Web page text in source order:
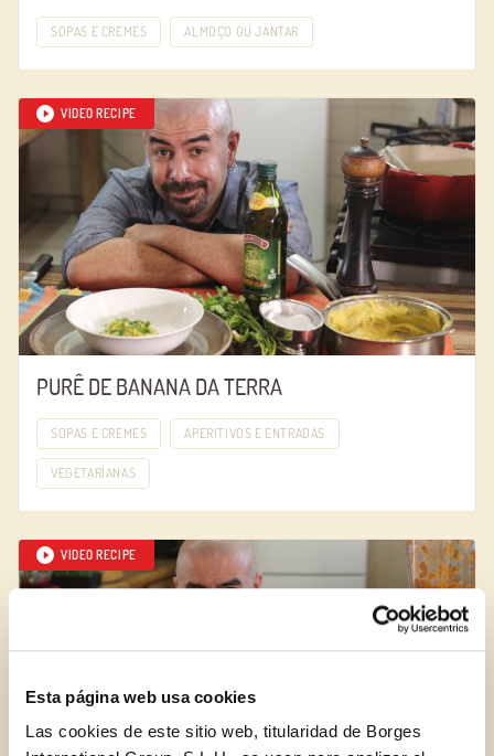
Esta página web usa cookies
Las cookies de este sitio web, titularidad de Borges
SOPAS E CREMES ALMOÇO OU JANTAR
VIDEO RECIPE
PURÊ DE BANANA DA TERRA
SOPAS E CREMES APERITIVOS E ENTRADAS
VEGETARIANAS
VIDEO RECIPE